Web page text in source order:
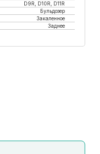
D9R, D10R, D11R
Бульдозер
Закаленное
Заднее